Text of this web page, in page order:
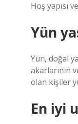
Hoş yapısı
Yün
Yün, doğal
akarlarının
olan kişiler
En iyi